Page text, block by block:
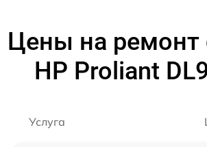
Цены на ремонт
HP Proliant
Услуга